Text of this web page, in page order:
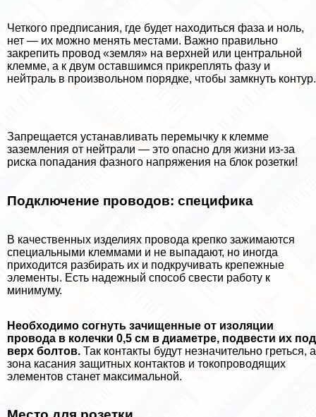
Четкого предписания, где будет находиться фаза и ноль,
нет — их можно менять местами. Важно правильно
закрепить провод «земля» на верхней или центральной
клемме, а к двум оставшимся прикреплять фазу и
нейтраль в произвольном порядке, чтобы замкнуть контур.
Запрещается устанавливать перемычку к клемме
заземления от нейтрали — это опасно для жизни из-за
риска попадания фазного напряжения на блок розетки!
Подключение проводов: специфика
В качественных изделиях провода крепко зажимаются
специальными клеммами и не выпадают, но иногда
приходится разбирать их и подкручивать крепежные
элементы. Есть надежный способ свести работу к
минимуму.
Необходимо согнуть зачищенные от изоляции
провода в колечки 0,5 см в диаметре, подвести их под
верх болтов. Так контакты будут незначительно греться, а
зона касания защитных контактов и токопроводящих
элементов станет максимальной.